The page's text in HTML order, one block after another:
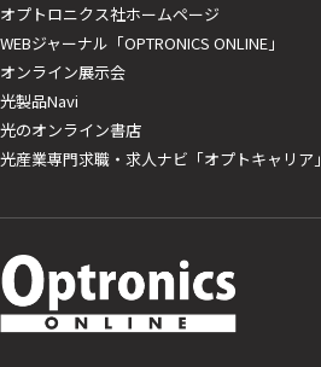
オプトロニクス社ホームページ
WEBジャーナル「OPTRONICS ONLINE」
オンライン展示会
光製品Navi
光のオンライン書店
光産業専門求職・求人ナビ「オプトキャリア」